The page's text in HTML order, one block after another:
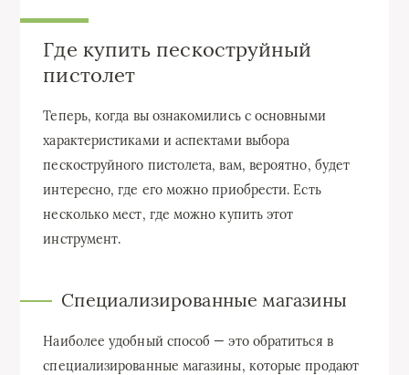
Где купить пескоструйный
пистолет
Теперь, когда вы ознакомились с основными
характеристиками и аспектами выбора
пескоструйного пистолета, вам, вероятно, будет
интересно, где его можно приобрести. Есть
несколько мест, где можно купить этот
инструмент.
Специализированные магазины
Наиболее удобный способ — это обратиться в
специализированные магазины, которые продают